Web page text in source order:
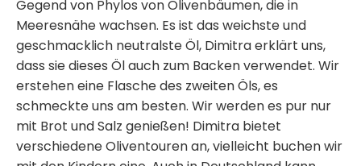
Gegend von Phylos von Olivenbäumen, die in
Meeresnähe wachsen. Es ist das weichste und
geschmacklich neutralste Öl, Dimitra erklärt uns,
dass sie dieses Öl auch zum Backen verwendet. Wir
erstehen eine Flasche des zweiten Öls, es
schmeckte uns am besten. Wir werden es pur nur
mit Brot und Salz genießen! Dimitra bietet
verschiedene Oliventouren an, vielleicht buchen wir